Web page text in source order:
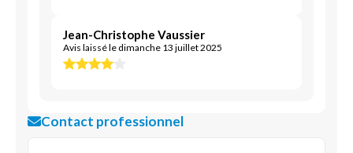
Jean-Christophe Vaussier
Avis laissé le dimanche 13 juillet 2025
Contact professionnel